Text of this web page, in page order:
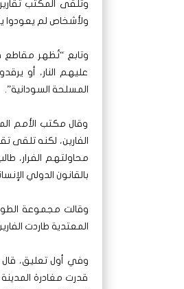
وتلقى المكتب
ولأشخاص لم يعودوا
وتابع “تُظهر مقاطع
عليهم النار، أو
المسلحة السودانية”.
وقال مكتب الأمم
الفارين، لكنه تلقى
محاولتهم الفرار،
بالقانون الدولي
وقالت مجموعة
المعتدية طاردت
وفي أول تعليق، قال
قدرت مغادرة